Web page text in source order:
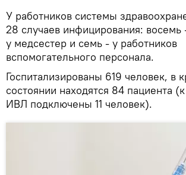
У работников системы
28 случаев инфицирования: восемь
у медсестер и семь - у работников
вспомогательного персонала.
Госпитализированы 619 человек, в
состоянии находятся 84 пациента
ИВЛ подключены 11 человек).